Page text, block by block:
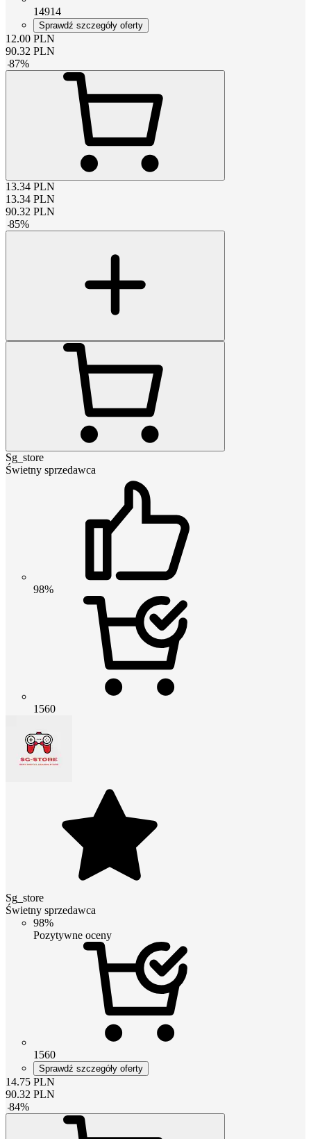
14914
Sprawdź szczegóły oferty
12.00 PLN
90.32 PLN
-87%
13.34 PLN
13.34 PLN
90.32 PLN
-85%
Sg_store
Świetny sprzedawca
98%
1560
Sg_store
Świetny sprzedawca
98%
Pozytywne oceny
1560
Sprawdź szczegóły oferty
14.75 PLN
90.32 PLN
-84%